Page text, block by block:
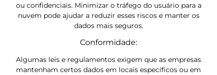
ou confidenciais. Minimizar o tráfego do usuário para a
nuvem pode ajudar a reduzir esses riscos e manter os
dados mais seguros.
Conformidade:
Algumas leis e regulamentos exigem que as empresas
mantenham certos dados em locais específicos ou em